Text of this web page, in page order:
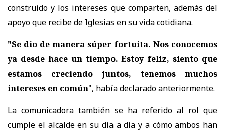
construido y los intereses que comparten, además del
apoyo que recibe de Iglesias en su vida cotidiana.
"Se dio de manera súper fortuita. Nos conocemos
ya desde hace un tiempo. Estoy feliz, siento que
estamos creciendo juntos, tenemos muchos
intereses en común", había declarado anteriormente.
La comunicadora también se ha referido al rol que
cumple el alcalde en su día a día y a cómo ambos han